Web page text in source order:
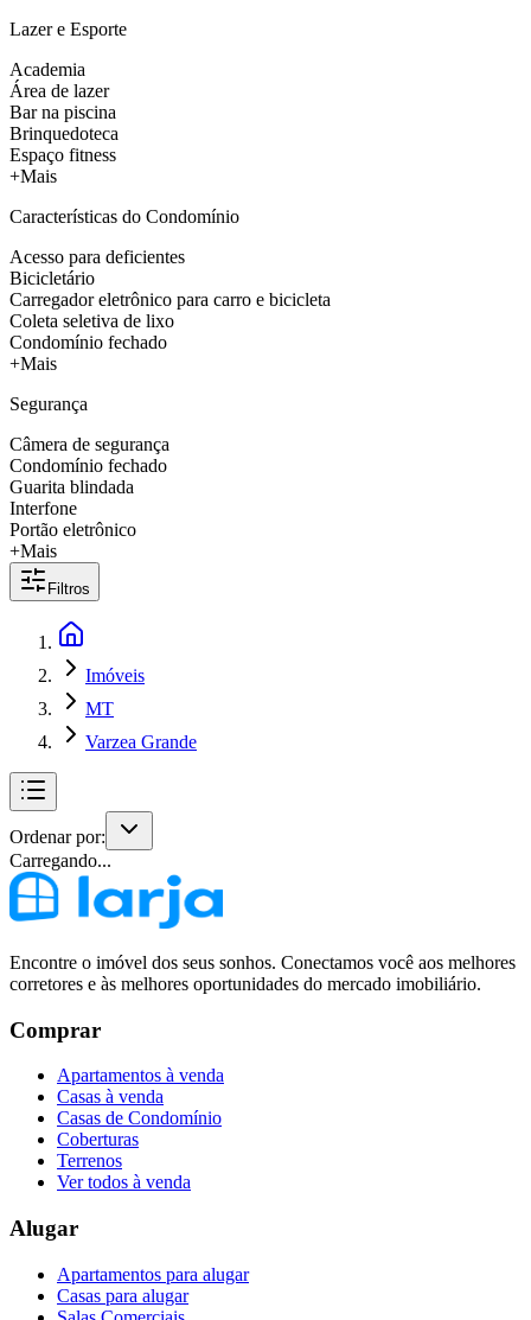
Lazer e Esporte
Academia
Área de lazer
Bar na piscina
Brinquedoteca
Espaço fitness
+Mais
Características do Condomínio
Acesso para deficientes
Bicicletário
Carregador eletrônico para carro e bicicleta
Coleta seletiva de lixo
Condomínio fechado
+Mais
Segurança
Câmera de segurança
Condomínio fechado
Guarita blindada
Interfone
Portão eletrônico
+Mais
Filtros
Imóveis
MT
Varzea Grande
Ordenar por:
Carregando...
Encontre o imóvel dos seus sonhos. Conectamos você aos melhores
corretores e às melhores oportunidades do mercado imobiliário.
Comprar
Apartamentos à venda
Casas à venda
Casas de Condomínio
Coberturas
Terrenos
Ver todos à venda
Alugar
Apartamentos para alugar
Casas para alugar